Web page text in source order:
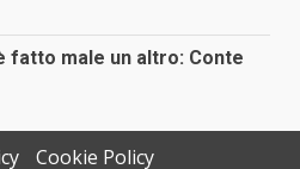
fatto male un altro: Conte
Cookie Policy